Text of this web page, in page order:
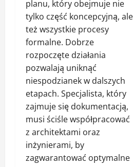
planu, który obejmuje nie
tylko część koncepcyjną, ale
też wszystkie procesy
formalne. Dobrze
rozpoczęte działania
pozwalają uniknąć
niespodzianek w dalszych
etapach. Specjalista, który
zajmuje się dokumentacją,
musi ściśle współpracować
z architektami oraz
inżynierami, by
zagwarantować optymalne